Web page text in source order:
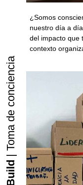
¿Somos
nuestro día a
del impacto que
contexto
| Toma de conciencia